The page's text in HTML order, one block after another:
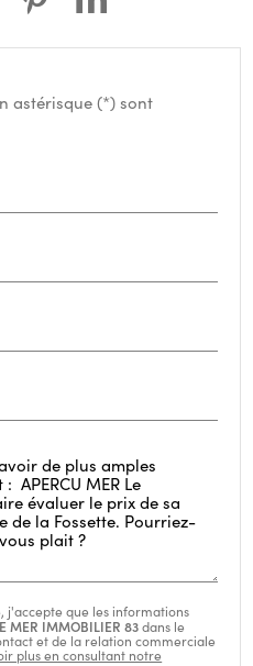
astérisque (*) sont
j'accepte que les informations
MER IMMOBILIER 83dans le
et de la relation commerciale
plus en consultant notre